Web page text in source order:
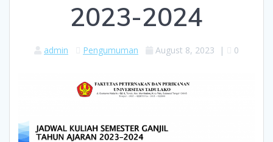
2023-2024
admin Pengumuman August 8, 2023 | 0